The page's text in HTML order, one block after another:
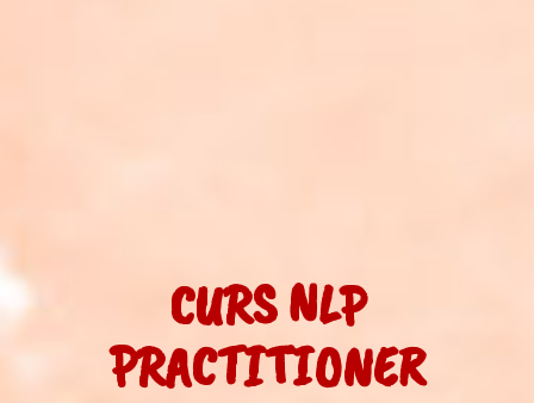
CURS NLP
PRACTITIONER